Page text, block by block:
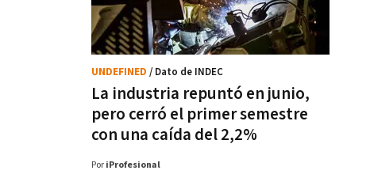
La industria repuntó en junio,
pero cerró el primer semestre
con una caída del 2,2%
UNDEFINED / Dato de INDEC
Por iProfesional